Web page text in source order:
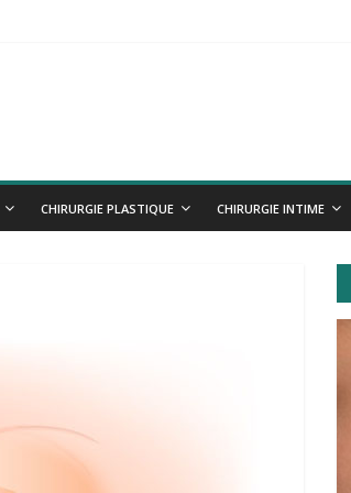
CHIRURGIE PLASTIQUE CHIRURGIE INTIME